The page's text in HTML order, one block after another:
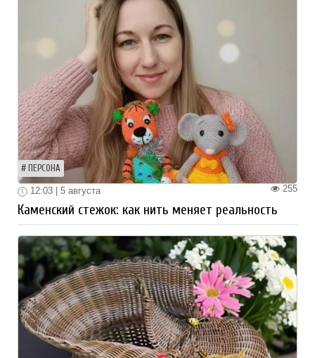
ПЕРСОНА
255
12:03 | 5 августа
Каменский стежок: как нить меняет реальность